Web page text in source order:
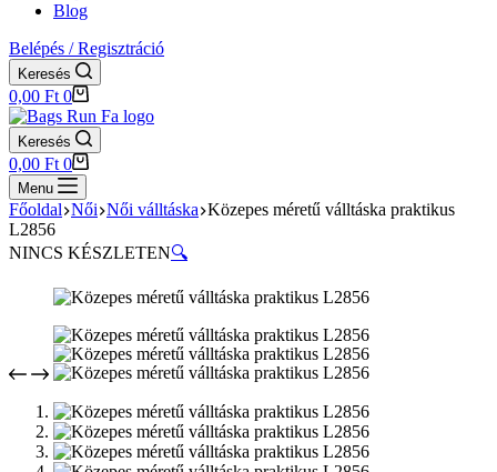
Blog
Belépés / Regisztráció
Keresés
Shopping
cart
0,00 Ft 0
Keresés
Shopping
cart
0,00 Ft 0
Menu
Főoldal Női Női válltáska Közepes méretű válltáska praktikus
L2856
NINCS KÉSZLETEN🔍